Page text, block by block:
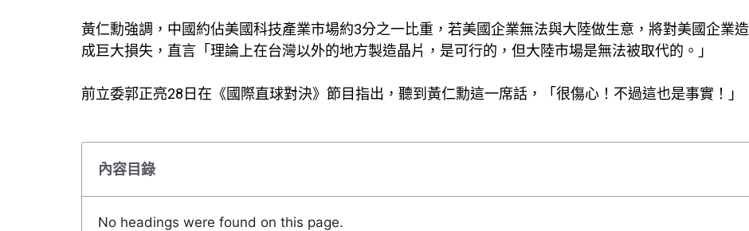
黃仁勳強調，中國約佔美國科技產業市場約3分之一比重，若美國企業無法與大陸做生意，將對美國企業造
成巨大損失，直言「理論上在台灣以外的地方製造晶片，是可行的，但大陸市場是無法被取代的。」
前立委郭正亮28日在《國際直球對決》節目指出，聽到黃仁勳這一席話，「很傷心！不過這也是事實！」
內容目錄
No headings were found on this page.